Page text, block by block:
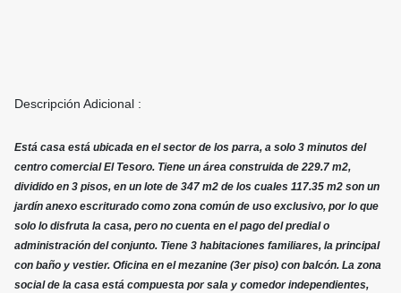
Descripción Adicional :
Está casa está ubicada en el sector de los parra, a solo 3 minutos del
centro comercial El Tesoro. Tiene un área construida de 229.7 m2,
dividido en 3 pisos, en un lote de 347 m2 de los cuales 117.35 m2 son un
jardín anexo escriturado como zona común de uso exclusivo, por lo que
solo lo disfruta la casa, pero no cuenta en el pago del predial o
administración del conjunto. Tiene 3 habitaciones familiares, la principal
con baño y vestier. Oficina en el mezanine (3er piso) con balcón. La zona
social de la casa está compuesta por sala y comedor independientes,